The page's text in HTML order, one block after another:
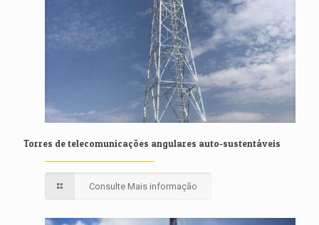
Torres de telecomunicações angulares auto-sustentáveis
Consulte Mais informação